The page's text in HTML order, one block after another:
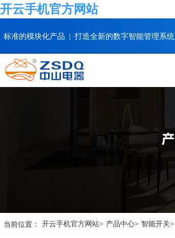
开云手机官方网站
标准的模块化产品 | 打造全新的数字智能管理系统
当前位置： 开云手机官方网站> 产品中心> 智能开关>